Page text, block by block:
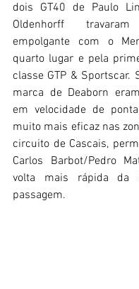
dois GT40 de Paulo
Oldenhorff
empolgante com o
quarto lugar e pela
classe GTP & Sportscar.
marca de Deaborn
em velocidade de
muito mais eficaz nas
circuito de Cascais,
Carlos Barbot/Pedro
volta mais rápida da
passagem.